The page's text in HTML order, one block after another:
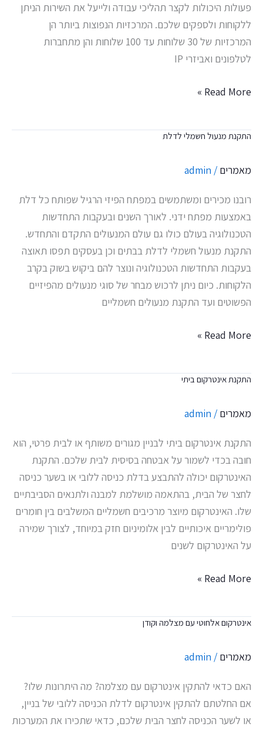
פעולות היכולות לקצר תהליכי עבודה ולייעל את השירות הניתן
ללקוחות ולספקים שלכם. המרכזיות הנפוצות ביותר הן
המרכזיות של 30 שלוחות עד 100 שלוחות והן מתחברות
לטלפונים ואביזרי IP
Read More »
התקנת מנעול חשמלי לדלת
מאמרים /
admin
רובנו מכירים ומשתמשים במפתח הפיזי הרגיל שפותח כל דלת
באמצעות מפתח ידני. לאורך השנים ובעקבות התחדשות
הטכנולוגיה בעולם כולו גם עולם המנעולים התקדם והתחדש.
התקנת מנעול חשמלי לדלת בבתים וכן בעסקים תפסו תאוצה
בעקבות התחדשות הטכנולוגיה ונוצר להם ביקוש בשוק בקרב
הלקוחות. כיום ניתן לרכוש מבחר של סוגי מנעולים מהפיזיים
הפשוטים ועד התקנת מנעולים חשמליים
התקנת
חשמלי
Read More »
התקנת אינטרקום ביתי
מאמרים /
admin
התקנת אינטרקום ביתי לבניין מגורים משותף או לבית פרטי, הוא
חובה בכדי לשמור על אבטחה בסיסית לבית שלכם. התקנת
האינטרקום יכולה להתבצע בדלת כניסה ללובי או בשער כניסה
לחצר של הבית, בהתאמה מושלמת למבנה ולתנאים הסביבתיים
שלו. האינטרקום מיוצר מרכיבים חשמליים המשלבים בין חומרים
פולימריים איכותיים לבין אלומיניום חזק במיוחד, לצורך שמירה
על האינטרקום לשנים
התקנת
ביתי
Read More »
אינטרקום אלחוטי עם מצלמה וקודן
מאמרים /
admin
האם כדאי להתקין אינטרקום עם מצלמה? מה היתרונות שלו?
אם החלטתם להתקין אינטרקום לדלת הכניסה ללובי של בניין,
או לשער הכניסה לחצר הבית שלכם, כדאי שתכירו את המערכות
אינטרקום
עם
וקודן